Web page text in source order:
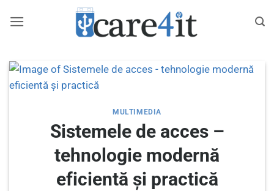
MULTIMEDIA
Sistemele de acces –
tehnologie modernă
eficientă și practică